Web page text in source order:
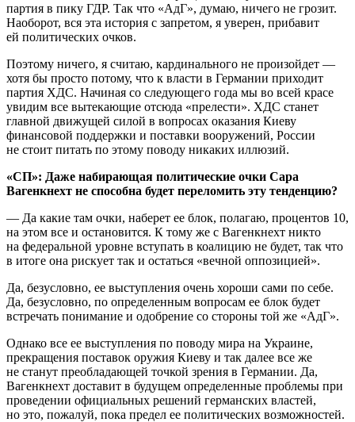
партия в пику ГДР. Так что «АдГ», думаю, ничего не грозит.
Наоборот, вся эта история с запретом, я уверен, прибавит
ей политических очков.
Поэтому ничего, я считаю, кардинального не произойдет —
хотя бы просто потому, что к власти в Германии приходит
партия ХДС. Начиная со следующего года мы во всей красе
увидим все вытекающие отсюда «прелести». ХДС станет
главной движущей силой в вопросах оказания Киеву
финансовой поддержки и поставки вооружений, России
не стоит питать по этому поводу никаких иллюзий.
«СП»: Даже набирающая политические очки Сара
Вагенкнехт не способна будет переломить эту тенденцию?
— Да какие там очки, наберет ее блок, полагаю, процентов 10,
на этом все и остановится. К тому же с Вагенкнехт никто
на федеральной уровне вступать в коалицию не будет, так что
в итоге она рискует так и остаться «вечной оппозицией».
Да, безусловно, ее выступления очень хороши сами по себе.
Да, безусловно, по определенным вопросам ее блок будет
встречать понимание и одобрение со стороны той же «АдГ».
Однако все ее выступления по поводу мира на Украине,
прекращения поставок оружия Киеву и так далее все же
не станут преобладающей точкой зрения в Германии. Да,
Вагенкнехт доставит в будущем определенные проблемы при
проведении официальных решений германских властей,
но это, пожалуй, пока предел ее политических возможностей.